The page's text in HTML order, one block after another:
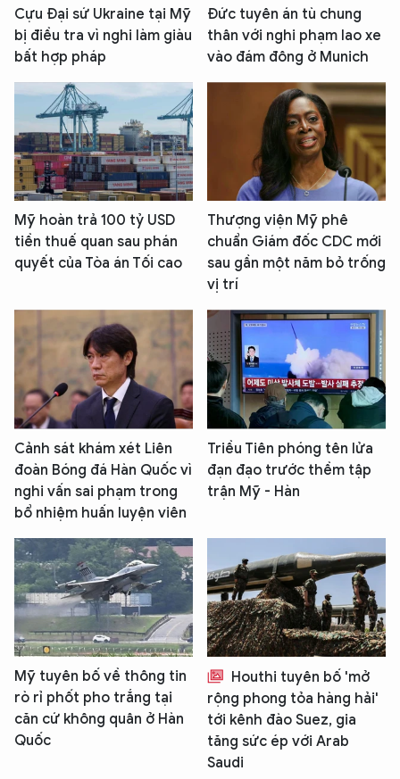
Cựu Đại sứ Ukraine tại Mỹ
bị điều tra vì nghi làm giàu
bất hợp pháp
Đức tuyên án tù chung
thân với nghi phạm lao xe
vào đám đông ở Munich
Mỹ hoàn trả 100 tỷ USD
tiền thuế quan sau phán
quyết của Tòa án Tối cao
Thượng viện Mỹ phê
chuẩn Giám đốc CDC mới
sau gần một năm bỏ trống
vị trí
Cảnh sát khám xét Liên
đoàn Bóng đá Hàn Quốc vì
nghi vấn sai phạm trong
bổ nhiệm huấn luyện viên
Triều Tiên phóng tên lửa
đạn đạo trước thềm tập
trận Mỹ - Hàn
Mỹ tuyên bố về thông tin
rò rỉ phốt pho trắng tại
căn cứ không quân ở Hàn
Quốc
Houthi tuyên bố 'mở
rộng phong tỏa hàng hải'
tới kênh đào Suez, gia
tăng sức ép với Arab
Saudi
XIN CHÀO,
TÔI LÀ CHATBOT CỦA
Hãy hỏi tôi bất kỳ điều gì bạn cần biết về
An Ninh Thủ Đô nhé. Tôi sẵn sàng hỗ trợ!